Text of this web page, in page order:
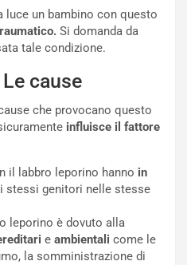
luce un bambino con questo
Si domanda da
tale condizione.
cause
che provocano questo
influisce il fattore
il labbro leporino hanno in
stessi genitori nelle stesse
leporino è dovuto alla
e ambientali come le
la somministrazione di